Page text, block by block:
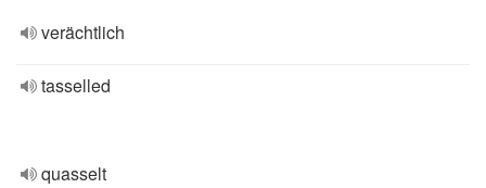
verächtlich
tasselled
quasselt